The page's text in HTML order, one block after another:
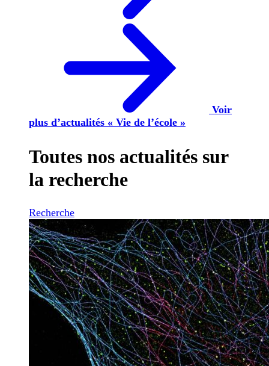
Voir
plus d’actualités « Vie de l’école »
Toutes nos actualités sur
la recherche
Recherche